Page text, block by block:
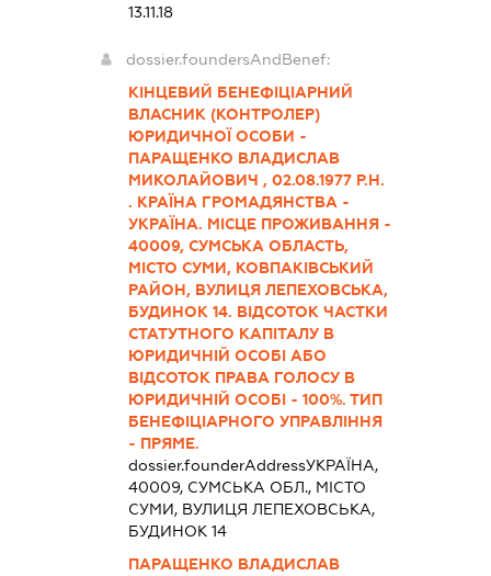
13.11.18
dossier.foundersAndBenef:
КІНЦЕВИЙ БЕНЕФІЦІАРНИЙ
ВЛАСНИК (КОНТРОЛЕР)
ЮРИДИЧНОЇ ОСОБИ -
ПАРАЩЕНКО ВЛАДИСЛАВ
МИКОЛАЙОВИЧ , 02.08.1977 Р.Н.
. КРАЇНА ГРОМАДЯНСТВА -
УКРАЇНА. МІСЦЕ ПРОЖИВАННЯ -
40009, СУМСЬКА ОБЛАСТЬ,
МІСТО СУМИ, КОВПАКІВСЬКИЙ
РАЙОН, ВУЛИЦЯ ЛЕПЕХОВСЬКА,
БУДИНОК 14. ВІДСОТОК ЧАСТКИ
СТАТУТНОГО КАПІТАЛУ В
ЮРИДИЧНІЙ ОСОБІ АБО
ВІДСОТОК ПРАВА ГОЛОСУ В
ЮРИДИЧНІЙ ОСОБІ - 100%. ТИП
БЕНЕФІЦІАРНОГО УПРАВЛІННЯ
- ПРЯМЕ.
dossier.founderAddressУКРАЇНА,
40009, СУМСЬКА ОБЛ., МІСТО
СУМИ, ВУЛИЦЯ ЛЕПЕХОВСЬКА,
БУДИНОК 14
ПАРАЩЕНКО ВЛАДИСЛАВ